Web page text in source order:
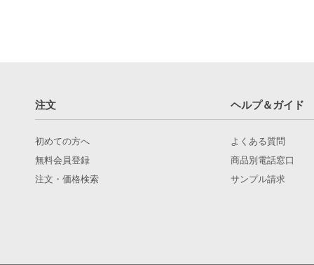
注文 ヘルプ＆ガイド
初めての方へ
無料会員登録
注文・価格検索
よくある質問
商品別電話窓口
サンプル請求